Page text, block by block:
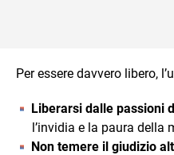
Per essere davvero libero,
Liberarsi dalle passioni
l’invidia e la paura della
Non temere il giudizio